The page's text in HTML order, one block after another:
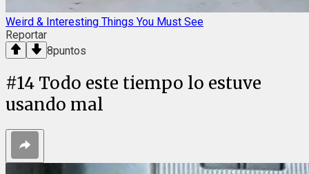
Weird & Interesting Things You Must See
Reportar
8puntos
#14 Todo este tiempo lo estuve
usando mal